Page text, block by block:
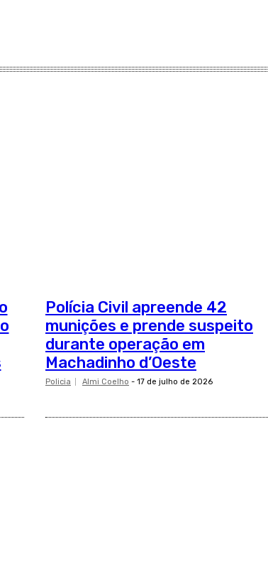
Polícia Civil apreende 42
munições e prende suspeito
durante operação em
Machadinho d’Oeste
Policia Almi Coelho - 17 de julho de 2026